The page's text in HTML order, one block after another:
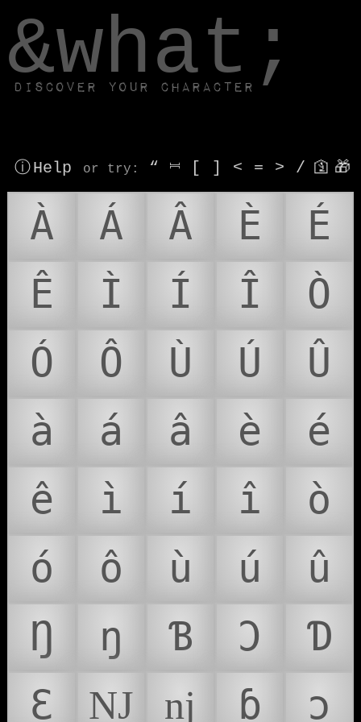
&what;
Discover your character
ⓘ Help or try : “ ⎶ [ ] < = > / 🛐 🎁
À Á Â È
É
Ê
Ì Í Î
Ò
Ó
Ô Ù Ú
Û
à
á â è
é
ê
ì í î
ò
ó
ô ù ú
û
Ŋ
ŋ Ɓ Ɔ
Ɗ
Ɛ
Ǌ ǌ ɓ ɔ